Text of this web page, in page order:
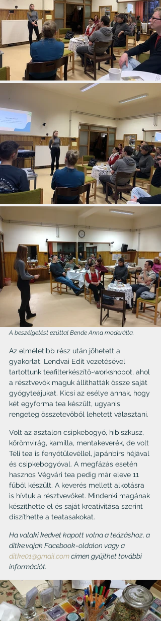
A beszélgetést ezúttal Bende Anna moderálta.
Az elméletibb rész után jöhetett a
gyakorlat. Lendvai Edit vezetésével
tartottunk teafilterkészítő-workshopot, ahol
a résztvevők maguk állíthatták össze saját
gyógyteájukat. Kicsi az esélye annak, hogy
két egyforma tea készült, ugyanis
rengeteg összetevőből lehetett választani.
Volt az asztalon csipkebogyó, hibiszkusz,
körömvirág, kamilla, mentakeverék, de volt
Téli tea is fenyőtűlevéllel, japánbirs héjával
és csipkebogyóval. A megfázás esetén
hasznos Végvári tea pedig már eleve 11
fűből készült. A keverés mellett alkotásra
is hívtuk a résztvevőket. Mindenki magának
készíthette el és saját kreativitása szerint
díszíthette a teatasakokat.
Ha valaki kedvet kapott volna a teázáshoz, a
ditke.vajak Facebook-oldalon vagy a
ditke01@gmail.com címen gyűjthet további
információt.